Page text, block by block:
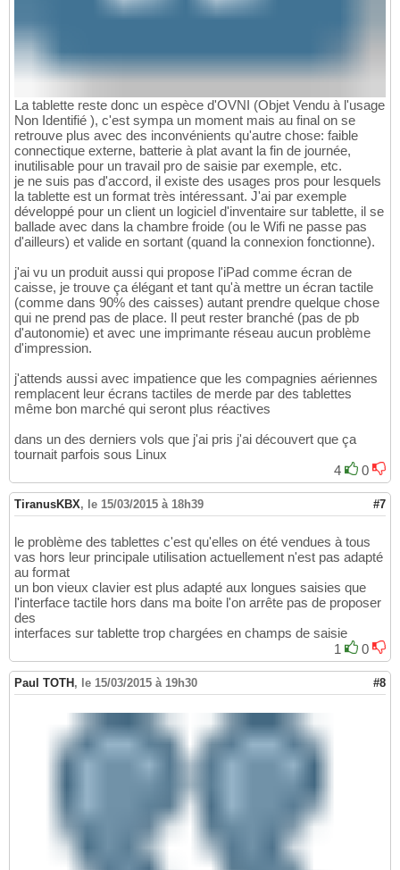
La tablette reste donc un espèce d'OVNI (Objet Vendu à l'usage
Non Identifié ), c'est sympa un moment mais au final on se
retrouve plus avec des inconvénients qu'autre chose: faible
connectique externe, batterie à plat avant la fin de journée,
inutilisable pour un travail pro de saisie par exemple, etc.
je ne suis pas d'accord, il existe des usages pros pour lesquels
la tablette est un format très intéressant. J'ai par exemple
développé pour un client un logiciel d'inventaire sur tablette, il se
ballade avec dans la chambre froide (ou le Wifi ne passe pas
d'ailleurs) et valide en sortant (quand la connexion fonctionne).
j'ai vu un produit aussi qui propose l'iPad comme écran de
caisse, je trouve ça élégant et tant qu'à mettre un écran tactile
(comme dans 90% des caisses) autant prendre quelque chose
qui ne prend pas de place. Il peut rester branché (pas de pb
d'autonomie) et avec une imprimante réseau aucun problème
d'impression.
j'attends aussi avec impatience que les compagnies aériennes
remplacent leur écrans tactiles de merde par des tablettes
même bon marché qui seront plus réactives
dans un des derniers vols que j'ai pris j'ai découvert que ça
tournait parfois sous Linux
4
0
TiranusKBX, le 15/03/2015 à 18h39 #7
le problème des tablettes c'est qu'elles on été vendues à tous
vas hors leur principale utilisation actuellement n'est pas adapté
au format
un bon vieux clavier est plus adapté aux longues saisies que
l'interface tactile hors dans ma boite l'on arrête pas de proposer
des
interfaces sur tablette trop chargées en champs de saisie
1
0
Paul TOTH , le 15/03/2015 à 19h30 #8